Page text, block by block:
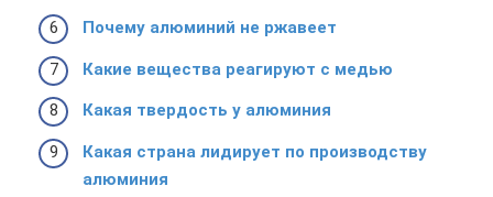
Почему алюминий не ржавеет
Какие вещества реагируют с медью
Какая твердость у алюминия
Какая страна лидирует по производству
алюминия